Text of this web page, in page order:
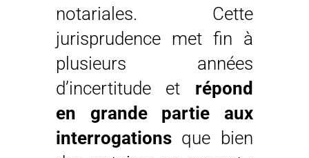
notariales. Cette
jurisprudence met fin à
plusieurs années
d’incertitude et répond
en grande partie aux
interrogationsque bien